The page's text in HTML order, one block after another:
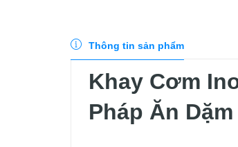
Thông tin sản phẩm
Khay Cơm
Pháp Ăn